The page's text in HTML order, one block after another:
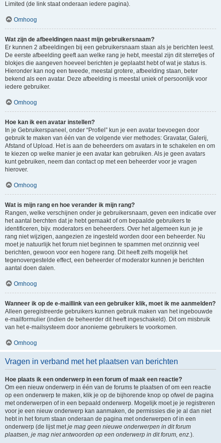
Limited (de link staat onderaan iedere pagina).
Omhoog
Wat zijn de afbeeldingen naast mijn gebruikersnaam?
Er kunnen 2 afbeeldingen bij een gebruikersnaam staan als je berichten leest.
De eerste afbeelding geeft aan welke rang je hebt, meestal zijn dit sterretjes of
blokjes die aangeven hoeveel berichten je geplaatst hebt of wat je status is.
Hieronder kan nog een tweede, meestal grotere, afbeelding staan, beter
bekend als een avatar. Deze afbeelding is meestal uniek of persoonlijk voor
iedere gebruiker.
Omhoog
Hoe kan ik een avatar instellen?
In je Gebruikerspaneel, onder “Profiel” kun je een avatar toevoegen door
gebruik te maken van één van de volgende vier methodes: Gravatar, Galerij,
Afstand of Upload. Het is aan de beheerders om avatars in te schakelen en om
te kiezen op welke manier je een avatar kan gebruiken. Als je geen avatars
kunt gebruiken, neem dan contact op met een beheerder voor je vragen
hierover.
Omhoog
Wat is mijn rang en hoe verander ik mijn rang?
Rangen, welke verschijnen onder je gebruikersnaam, geven een indicatie over
het aantal berchten dat je hebt gemaakt of om bepaalde gebruikers te
identificeren, bijv. moderators en beheerders. Over het algemeen kun je je
rang niet wijzigen, aangezien ze ingesteld worden door een beheerder. Nu
moet je natuurlijk het forum niet beginnen te spammen met onzinnig veel
berichten, gewoon voor een hogere rang. Dit heeft zelfs mogelijk het
tegenovergestelde effect, een beheerder of moderator kunnen je berichten
aantal doen dalen.
Omhoog
Wanneer ik op de e-maillink van een gebruiker klik, moet ik me aanmelden?
Alleen geregistreerde gebruikers kunnen gebruik maken van het ingebouwde
e-mailformulier (indien de beheerder dit heeft ingeschakeld). Dit om misbruik
van het e-mailsysteem door anonieme gebruikers te voorkomen.
Omhoog
Vragen in verband met het plaatsen van berichten
Hoe plaats ik een onderwerp in een forum of maak een reactie?
Om een nieuw onderwerp in één van de forums te plaatsen of om een reactie
op een onderwerp te maken, klik je op de bijhorende knop op ofwel de pagina
met onderwerpen of in een bepaald onderwerp. Mogelijk moet je je registreren
voor je een nieuw onderwerp kan aanmaken, de permissies die je al dan niet
hebt in het forum staan onderaan de pagina met onderwerpen of in een
onderwerp (de lijst metje mag geen nieuwe onderwerpen in dit forum
plaatsen, je mag niet antwoorden op een onderwerp in dit forum, enz.).